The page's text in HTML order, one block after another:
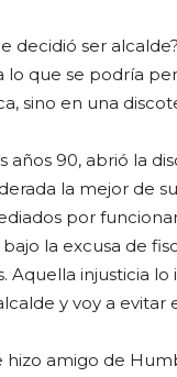
decidió ser alcalde?
lo que se podría
sino en una
años 90, abrió la
la mejor de
por
la excusa de
Aquella injusticia lo
y voy a evitar
hizo amigo de